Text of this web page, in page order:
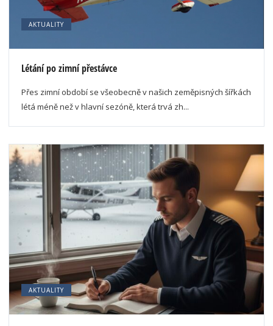
AKTUALITY
Létání po zimní přestávce
Přes zimní období se všeobecně v našich zeměpisných šířkách
létá méně než v hlavní sezóně, která trvá zh...
AKTUALITY